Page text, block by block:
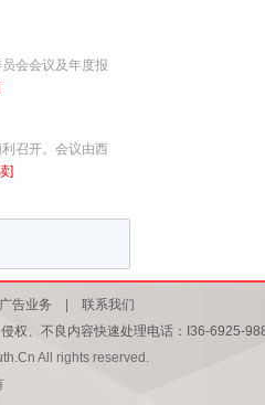
会会议及年度报
召开。会议由西
]
广告业务
联系我们
侵权、不良内容快速处理电话：I36-6925-
All rights reserved.